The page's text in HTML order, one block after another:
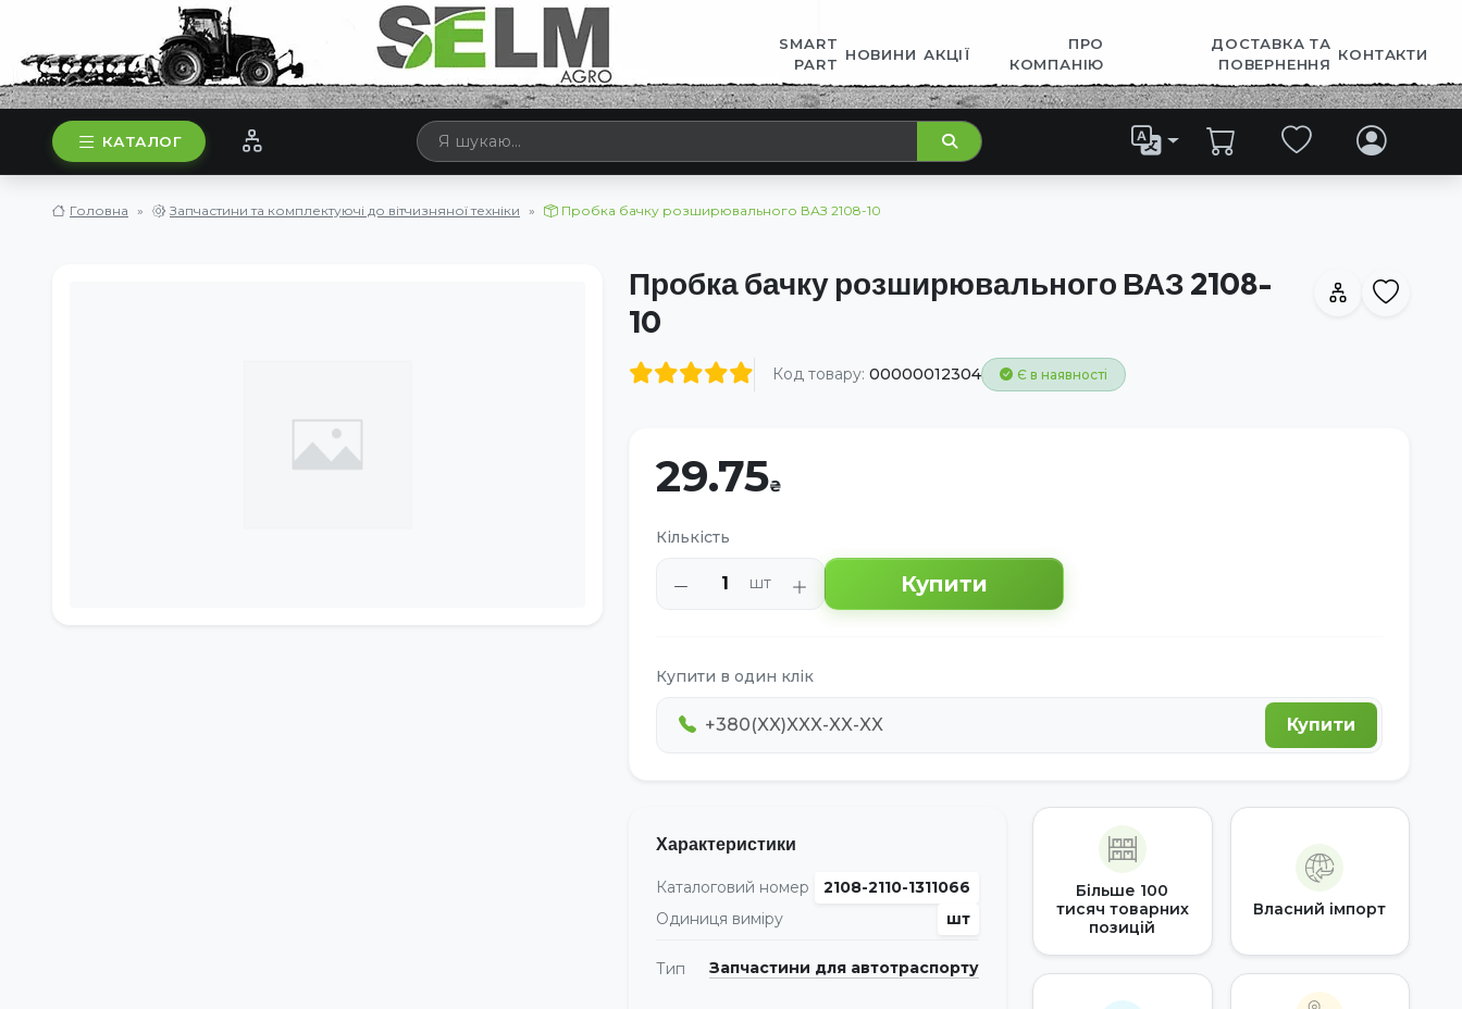
SMART
PART
НОВИНИ АКЦІЇ
ПРО
КОМПАНІЮ
ДОСТАВКА ТА
ПОВЕРНЕННЯ
КОНТАКТИ
КАТАЛОГ
Головна Запчастини та комплектуючі до вітчизняної техніки Пробка бачку розширювального ВАЗ 2108-10
Пробка бачку розширювального ВАЗ 2108-
10
Код товару: 00000012304 Є в наявності
29.75
Кількість
шт Купити
Купити в один клік
Купити
Характеристики
Каталоговий номер
2108-2110-1311066
Одиниця виміру
шт
Тип Запчастини для автотраспорту
Більше 100
тисяч товарних
позицій
Власний імпорт